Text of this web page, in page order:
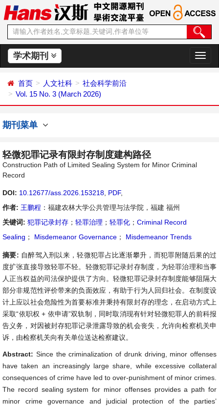
学术期刊
切
换
首页 人文社科
社会科学前沿
Vol. 15 No. 3 (March 2026)
期刊菜单
轻微犯罪记录有限封存制度建构路径
Construction Path of Limited Sealing System for Minor Criminal
Record
DOI: 10.12677/ass.2026.153218 PDF,
作者: 王鹏程 ：福建农林大学公共管理与法学院，福建 福州
关键词: 犯罪记录封存 ； 轻罪治理 ； 轻罪化 ； Criminal Record
Sealing ； Misdemeanor Governance ； Misdemeanor Trends
摘要: 自醉驾入刑以来，轻微犯罪占比逐渐攀升，而犯罪附随后果的过
度扩张直接导致轻罪不轻。轻微犯罪记录封存制度，为轻罪治理和当事
人正当权益的司法保护提供了方向。轻微犯罪记录封存制度能够阻隔大
部分非规范性评价带来的负面效应，有助于行为人回归社会。在制度设
计上应以社会危险性为首要标准并秉持有限封存的理念，在启动方式上
采取“依职权 + 依申请”双轨制，同时取消现有针对轻微犯罪人的前科报
告义务，对因被封存犯罪记录泄露导致的机会丧失，允许向检察机关申
诉，由检察机关向有关单位送达检察建议。
Abstract: Since the criminalization of drunk driving, minor offenses
have taken an increasingly large share, while excessive collateral
consequences of crime have led to over-punishment of minor crimes.
The record sealing system for minor offenses provides a path for
minor crime governance and judicial protection of the parties’